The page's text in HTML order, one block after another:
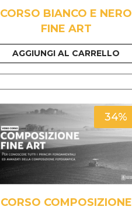
CORSO BIANCO E NERO
FINE ART
AGGIUNGI AL CARRELLO
34%
CORSO COMPOSIZIONE